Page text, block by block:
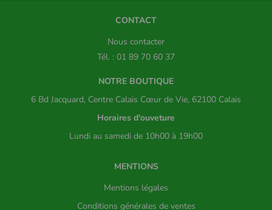
CONTACT
Nous contacter
Tél. : 01 89 70 60 37
NOTRE BOUTIQUE
6 Bd Jacquard, Centre Calais Cœur de Vie, 62100 Calais
Horaires d'ouveture
Lundi au samedi de 10h00 à 19h00
MENTIONS
Mentions légales
Conditions générales de ventes